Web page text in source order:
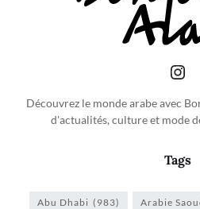
Découvrez le monde arabe avec
d'actualités, culture et mode
Tags
Abu Dhabi (983) Arabie